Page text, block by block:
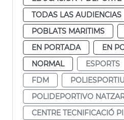
TODAS LAS AUDIENCIAS
POBLATS MARITIMS
EN PORTADA
EN
NORMAL
ESPORTS
FDM
POLIDEPORTIVO
CENTRE TECNIFICACIÓ